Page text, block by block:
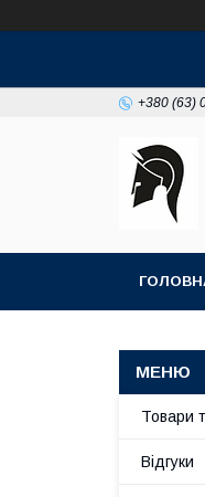
+380 (63)
Товари
Відгуки